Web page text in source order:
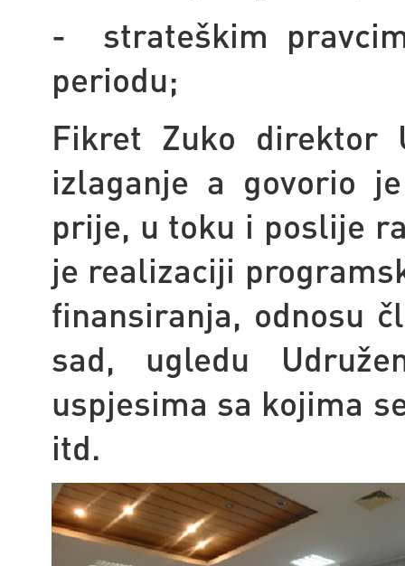
- strateškim
periodu;
Fikret Zuko direktor
izlaganje a govorio
prije, u toku i poslije
je realizaciji
finansiranja, odnosu
sad, ugledu
uspjesima sa kojima
itd.